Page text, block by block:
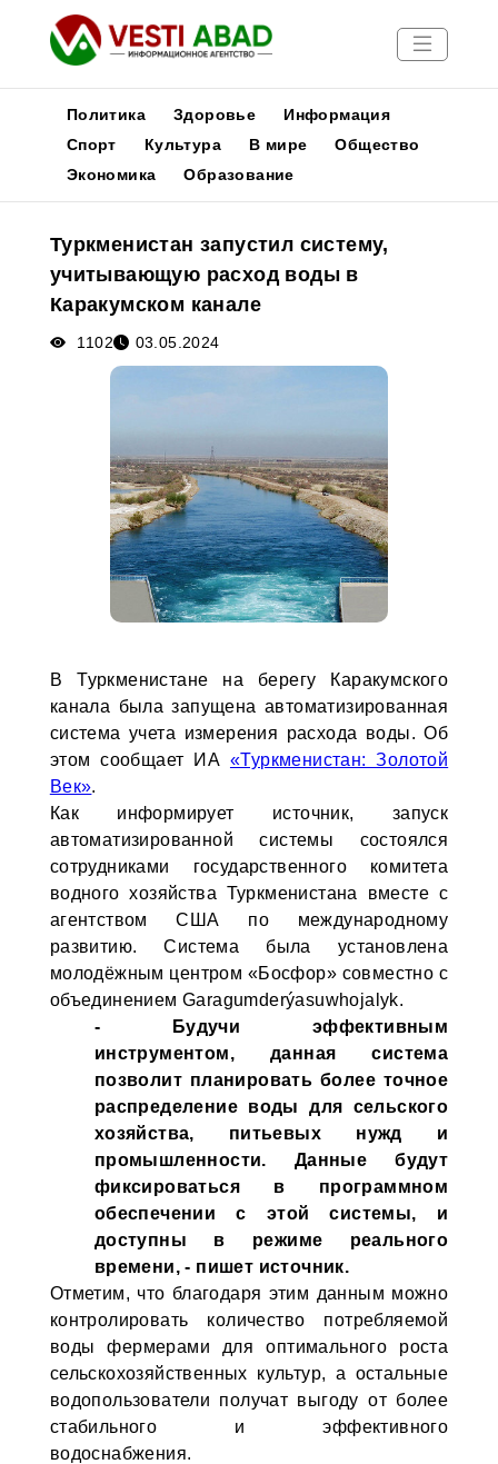
Новости
Медиа
Афиша
Политика Здоровье
Информация
Спорт
Культура В мире
Общество
Экономика
Образование
Туркменистан запустил систему,
учитывающую расход воды в
Каракумском канале
1102 03.05.2024
В Туркменистане на берегу Каракумского
канала была запущена автоматизированная
система учета измерения расхода воды. Об
этом сообщает ИА «Туркменистан: Золотой
Век».
Как информирует источник, запуск
автоматизированной системы состоялся
сотрудниками государственного комитета
водного хозяйства Туркменистана вместе с
агентством США по международному
развитию. Система была установлена
молодёжным центром «Босфор» совместно с
объединением Garagumderýasuwhojalyk.
- Будучи эффективным
инструментом, данная система
позволит планировать более точное
распределение воды для сельского
хозяйства, питьевых нужд и
промышленности. Данные будут
фиксироваться в программном
обеспечении с этой системы, и
доступны в режиме реального
времени, - пишет источник.
Отметим, что благодаря этим данным можно
контролировать количество потребляемой
воды фермерами для оптимального роста
сельскохозяйственных культур, а остальные
водопользователи получат выгоду от более
стабильного и эффективного
водоснабжения.